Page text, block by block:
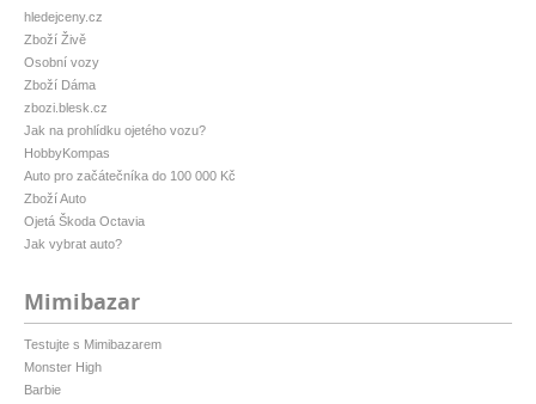
hledejceny.cz
Zboží Živě
Osobní vozy
Zboží Dáma
zbozi.blesk.cz
Jak na prohlídku ojetého vozu?
HobbyKompas
Auto pro začátečníka do 100 000 Kč
Zboží Auto
Ojetá Škoda Octavia
Jak vybrat auto?
Mimibazar
Testujte s Mimibazarem
Monster High
Barbie